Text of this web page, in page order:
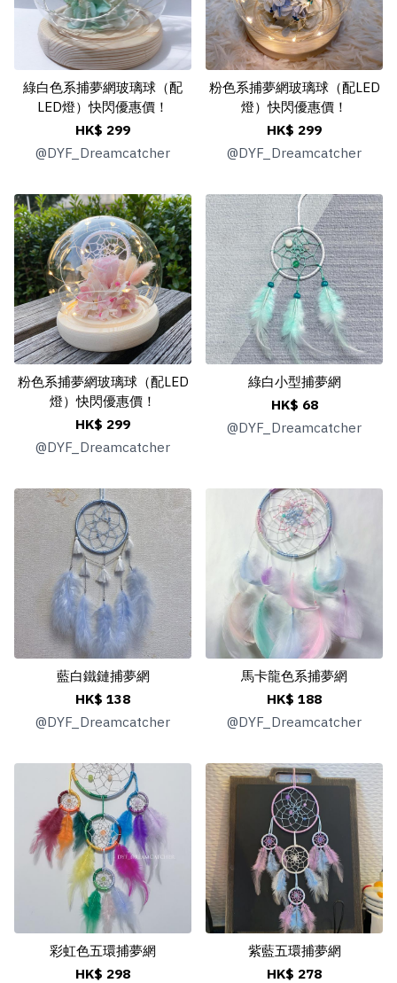
綠白色系捕夢網玻璃球（配
LED燈）快閃優惠價！
HK$ 299
@DYF_Dreamcatcher
粉色系捕夢網玻璃球（配LED
燈）快閃優惠價！
HK$ 299
@DYF_Dreamcatcher
粉色系捕夢網玻璃球（配LED
燈）快閃優惠價！
HK$ 299
@DYF_Dreamcatcher
綠白小型捕夢網
HK$ 68
@DYF_Dreamcatcher
藍白鐵鏈捕夢網
HK$ 138
@DYF_Dreamcatcher
馬卡龍色系捕夢網
HK$ 188
@DYF_Dreamcatcher
彩虹色五環捕夢網
HK$ 298
紫藍五環捕夢網
HK$ 278